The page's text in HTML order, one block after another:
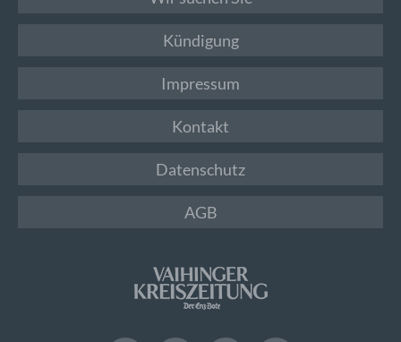
Kündigung
Impressum
Kontakt
Datenschutz
AGB